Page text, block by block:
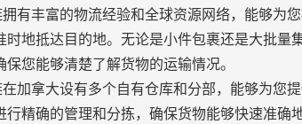
有丰富的物流经验和全球资源网络，能够为
地抵达目的地。无论是小件包裹还是大批
您能够清楚了解货物的运输情况。
加拿大设有多个自有仓库和分部，能够为您
精确的管理和分拣，确保货物能够快速准